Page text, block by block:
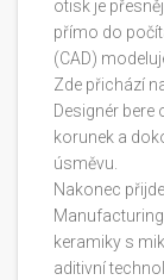
otisk je
přímo do
(CAD)
Zde přichází
Designér bere
korunek a
úsměvu.
Nakonec
keramiky s
aditivní